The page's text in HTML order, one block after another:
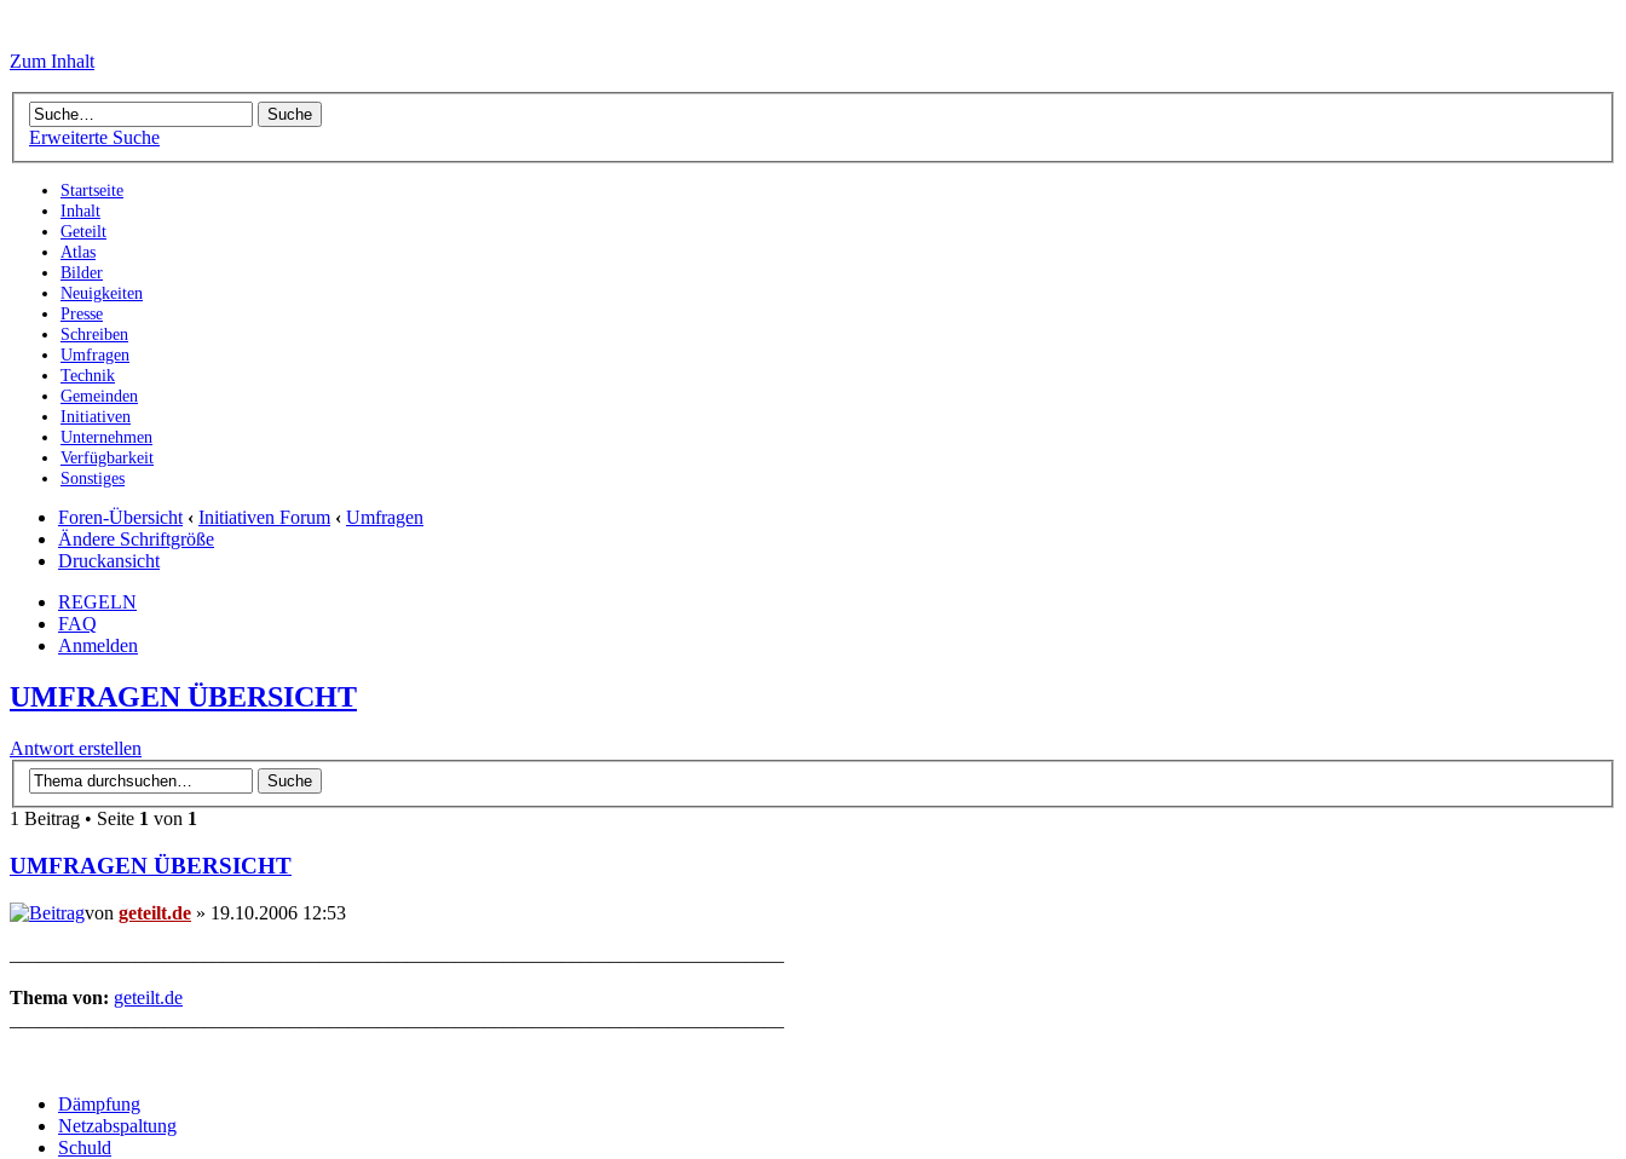
Zum Inhalt
Erweiterte Suche
Startseite
Inhalt
Geteilt
Atlas
Bilder
Neuigkeiten
Presse
Schreiben
Umfragen
Technik
Gemeinden
Initiativen
Unternehmen
Verfügbarkeit
Sonstiges
Foren-Übersicht ‹ Initiativen Forum ‹ Umfragen
Ändere Schriftgröße
Druckansicht
REGELN
FAQ
Anmelden
UMFRAGEN ÜBERSICHT
Antwort erstellen
1 Beitrag • Seite 1 von 1
UMFRAGEN ÜBERSICHT
von geteilt.de » 19.10.2006 12:53
Thema von: geteilt.de
Dämpfung
Netzabspaltung
Schuld